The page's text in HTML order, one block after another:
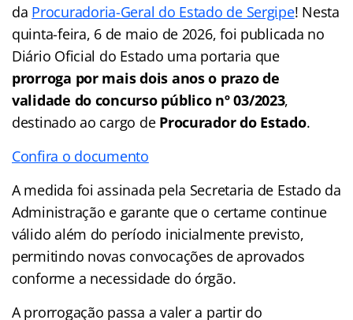
da Procuradoria-Geral do Estado de Sergipe! Nesta
quinta-feira, 6 de maio de 2026, foi publicada no
Diário Oficial do Estado uma portaria que
prorroga por mais dois anos o prazo de
validade do concurso público nº 03/2023,
destinado ao cargo de Procurador do Estado.
Confira o documento
A medida foi assinada pela Secretaria de Estado da
Administração e garante que o certame continue
válido além do período inicialmente previsto,
permitindo novas convocações de aprovados
conforme a necessidade do órgão.
A prorrogação passa a valer a partir do